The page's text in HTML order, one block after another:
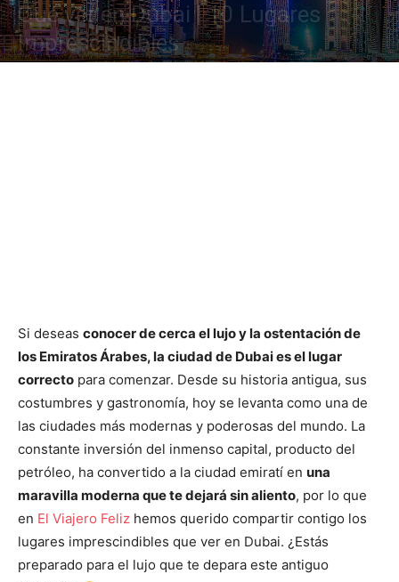
Qué ver en Dubai | 10 Lugares
Imprescindibles
Si deseas conocer de cerca el lujo y la ostentación de
los Emiratos Árabes, la ciudad de Dubai es el lugar
correcto para comenzar. Desde su historia antigua, sus
costumbres y gastronomía, hoy se levanta como una de
las ciudades más modernas y poderosas del mundo. La
constante inversión del inmenso capital, producto del
petróleo, ha convertido a la ciudad emiratí en una
maravilla moderna que te dejará sin aliento, por lo que
en El Viajero Feliz hemos querido compartir contigo los
lugares imprescindibles que ver en Dubai. ¿Estás
preparado para el lujo que te depara este antiguo